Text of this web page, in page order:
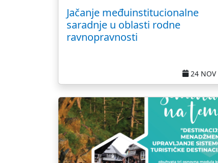
Jačanje međuinstitucionalne
saradnje u oblasti rodne
ravnopravnosti
24 NOV